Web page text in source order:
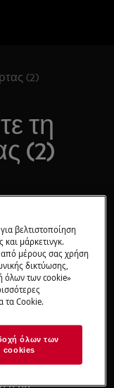
(2)
τη
(2)
το
απαραίτητο να
και κλειστά
βελτιστοποίηση
μάρκετινγκ.
από μέρους σας χρήση
δικτύωσης,
όλων των cookie»
τα Cookie.
όλων των
cookies